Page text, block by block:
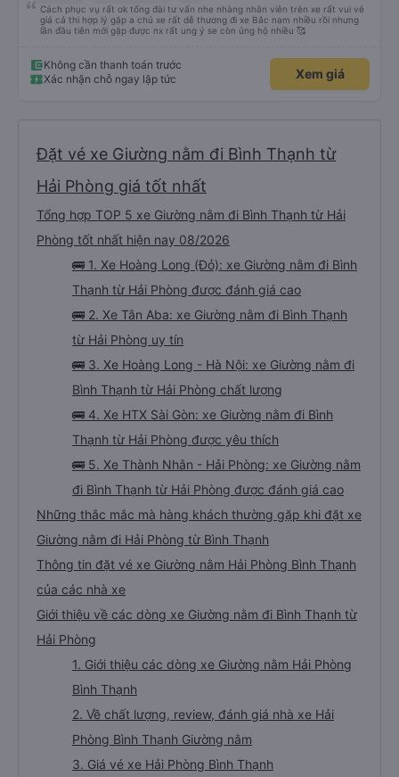
Cách phục vụ rất ok tổng đài tư vấn nhe nhàng nhân viên trên xe rất vui vẻ
giá cả thi hợp lý gặp a chủ xe rất dễ thương đi xe Bắc nam nhiều rồi nhưng
lần đầu tiên mới gặp được nx rất ung ý se còn ủng hộ nhiều 🥰
Không cần thanh toán trước
Xác nhận chỗ ngay lập tức
Xem giá
Đặt vé xe Giường nằm đi Bình Thạnh từ
Hải Phòng giá tốt nhất
Tổng hợp TOP 5 xe Giường nằm đi Bình Thạnh từ Hải
Phòng tốt nhất hiện nay 08/2026
🚌 1. Xe Hoàng Long (Đỏ): xe Giường nằm đi Bình
Thạnh từ Hải Phòng được đánh giá cao
🚌 2. Xe Tân Aba: xe Giường nằm đi Bình Thạnh
từ Hải Phòng uy tín
🚌 3. Xe Hoàng Long - Hà Nội: xe Giường nằm đi
Bình Thạnh từ Hải Phòng chất lượng
🚌 4. Xe HTX Sài Gòn: xe Giường nằm đi Bình
Thạnh từ Hải Phòng được yêu thích
🚌 5. Xe Thành Nhân - Hải Phòng: xe Giường nằm
đi Bình Thạnh từ Hải Phòng được đánh giá cao
Những thắc mắc mà hàng khách thường gặp khi đặt xe
Giường nằm đi Hải Phòng từ Bình Thạnh
Thông tin đặt vé xe Giường nằm Hải Phòng Bình Thạnh
của các nhà xe
Giới thiệu về các dòng xe Giường nằm đi Bình Thạnh từ
Hải Phòng
1. Giới thiệu các dòng xe Giường nằm Hải Phòng
Bình Thạnh
2. Về chất lượng, review, đánh giá nhà xe Hải
Phòng Bình Thạnh Giường nằm
3. Giá vé xe Hải Phòng Bình Thạnh